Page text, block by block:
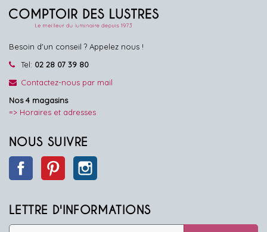
Besoin d'un conseil ? Appelez nous !
Tel: 02 28 07 39 80
Contactez-nous par mail
Nos 4 magasins
=> Horaires et adresses
NOUS SUIVRE
Facebook Pinterest
LETTRE D'INFORMATIONS